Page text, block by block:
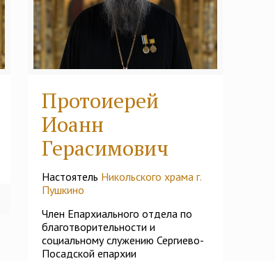
Протоиерей
Иоанн
Герасимович
Настоятель Никольского храма г.
Пушкино
Член Епархиального отдела по
благотворительности и
социальному служению Сергиево-
Посадской епархии